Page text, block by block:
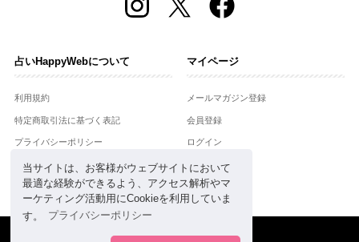
当サイトは、お客様がウェブサイトにおいて
最適な経験ができるよう、アクセス解析やマ
ーケティング活動用にCookieを利用していま
す。
プライバシーポリシー
占いHappyWebについて
利用規約
特定商取引法に基づく表記
プライバシーポリシー
運営会社
お問合せ
マイページ
メールマガジン登録
会員登録
ログイン